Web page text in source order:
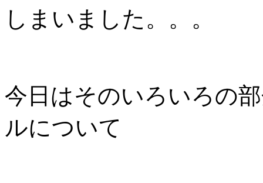
しまいました。。。
今日はそのいろいろの
ルについて